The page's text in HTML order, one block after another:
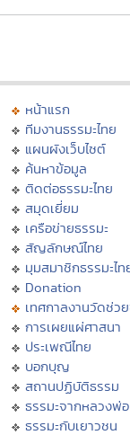
หน้าแรก
ทีมงานธรรมะไทย
แผนผังเว็บไซต์
ค้นหาข้อมูล
ติดต่อธรรมะไทย
สมุดเยี่ยม
เครือข่ายธรรมะ
สัญลักษณ์ไทย
มุมสมาชิกธรรมะไท
Donation
เทศกาลงานวัดช่ว
การเผยแผ่ศาสนา
ประเพณีไทย
บอกบุญ
สถานปฏิบัติธรรม
ธรรมะจากหลวงพ่อ
ธรรมะกับเยาวชน